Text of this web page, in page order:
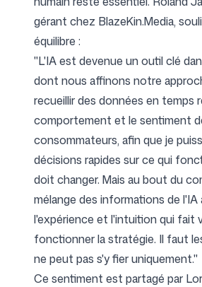
gérant chez BlazeKin.Media,
équilibre :
"L'IA est devenue un outil clé
dont nous affinons notre
recueillir des données en temps
comportement et le sentiment
consommateurs, afin que je
décisions rapides sur ce qui
doit changer. Mais au bout du
mélange des informations de l'IA
l'expérience et l'intuition qui fait
fonctionner la stratégie. Il faut
ne peut pas s'y fier uniquement."
Ce sentiment est partagé par